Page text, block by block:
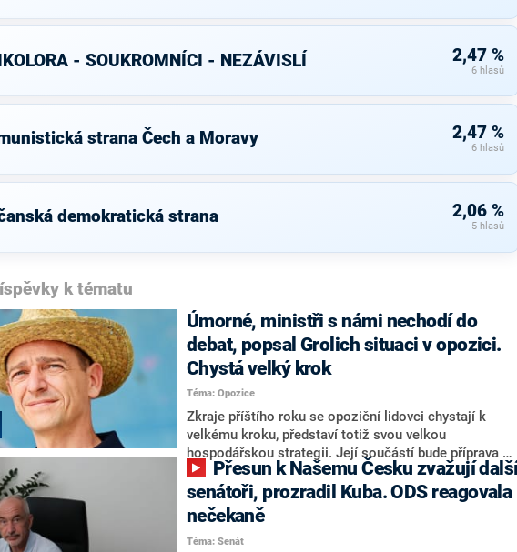
- SOUKROMNÍCI - NEZÁVISLÍ 2,47 %
6 hlasů
strana Čech a Moravy 2,47 %
6 hlasů
demokratická strana 2,06 %
5 hlasů
k tématu
Úmorné, ministři s námi nechodí do
debat, popsal Grolich situaci v opozici.
Chystá velký krok
Téma: Opozice
Zkraje příštího roku se opoziční lidovci chystají k
velkému kroku, představí totiž svou velkou
hospodářskou strategii. Její součástí bude příprava na
stárnutí populace, řekl ve středu na setkání s novináři
nový předseda lidovců Jan Grolich. Ten zároveň v
senátních volbách kandiduje ve Vyškově. Popsal i
aktivitu opozice, o níž vládní strany nebo političtí
komentátoři mluví jako o slabé a v defenzivě. „Je to
senátoři, prozradil Kuba. ODS reagovala
nečekaně
Téma: Senát